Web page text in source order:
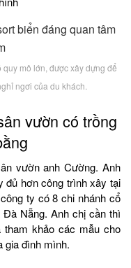
mô lớn, được xây dựng để
ngơi của du khách.
vườn có trồng
vườn anh Cường. Anh
đủ hơn công trình xây tại
ty có 8 chi nhánh cổ
Nẵng. Anh chị cần thì
khảo các mẫu cho
gia đình mình.